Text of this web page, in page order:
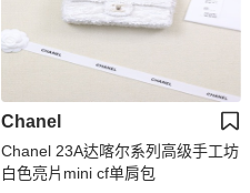
Chanel
Chanel 23A达喀尔系列高级手工坊
白色亮片mini cf单肩包